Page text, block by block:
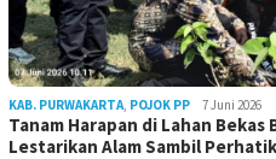
KAB. PURWAKARTA POJOK PP 7 Juni 2026
Tanam Harapan di Lahan Bekas
Lestarikan Alam Sambil